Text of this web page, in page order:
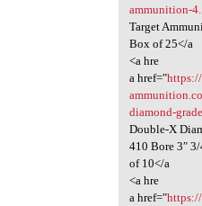
ammunition-
Target
Box of 25</a
<a hre
a href="
diamond-
Double-X
410 Bore 3″
of 10</a
<a hre
a href="